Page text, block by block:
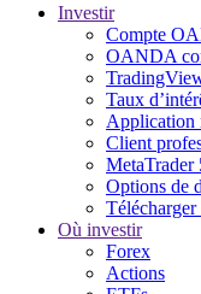
Investir
Compte
OANDA
Taux
Application
Client
MetaTrader
Options de
Où investir
Forex
Actions